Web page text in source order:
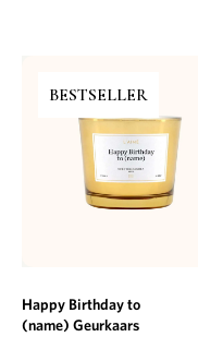
BESTSELLER
Happy Birthday to
(name) Geurkaars